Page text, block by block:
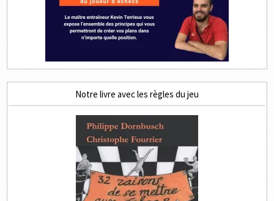
Notre livre avec les règles du jeu